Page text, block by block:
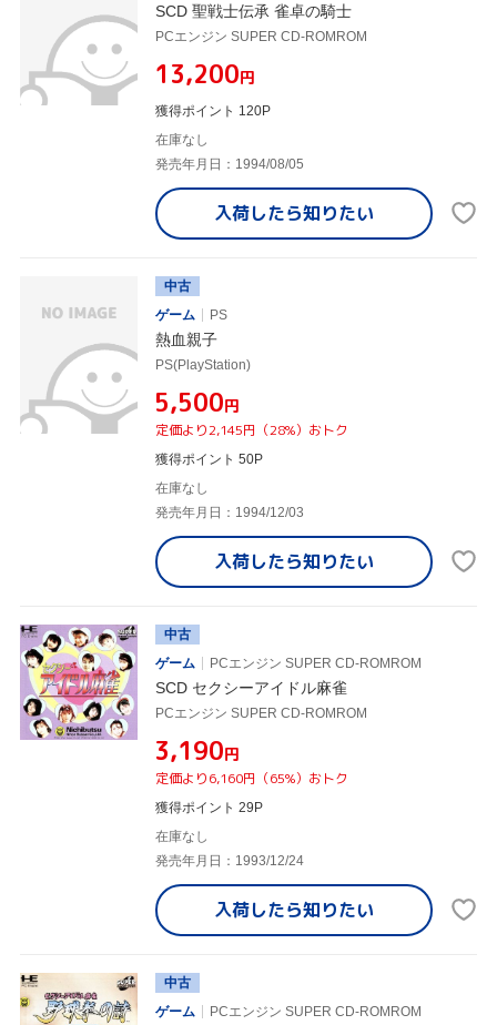
SCD 聖戦士伝承 雀卓の騎士
PCエンジン SUPER CD-ROMROM
¥13,200円
獲得ポイント 120P
在庫なし
発売年月日：1994/08/05
入荷したら知りたい
中古
ゲーム
PS
熱血親子
PS(PlayStation)
¥5,500円
定価より2,145円（28%）おトク
獲得ポイント 50P
在庫なし
発売年月日：1994/12/03
入荷したら知りたい
中古
ゲーム
PCエンジン SUPER CD-ROMROM
SCD セクシーアイドル麻雀
PCエンジン SUPER CD-ROMROM
¥3,190円
定価より6,160円（65%）おトク
獲得ポイント 29P
在庫なし
発売年月日：1993/12/24
入荷したら知りたい
中古
ゲーム
PCエンジン SUPER CD-ROMROM